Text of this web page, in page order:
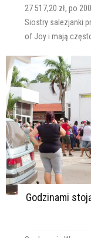
27 517,20 zł, po
Siostry salezjanki
of Joy i mają
Godzinami